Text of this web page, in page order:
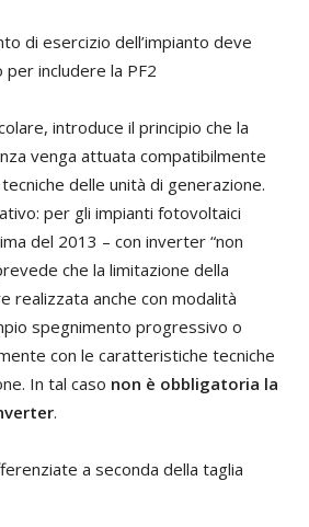
di esercizio dell’impianto deve
includere la PF2
introduce il principio che la
venga attuata compatibilmente
delle unità di generazione.
per gli impianti fotovoltaici
del 2013 – con inverter “non
che la limitazione della
realizzata anche con modalità
spegnimento progressivo o
con le caratteristiche tecniche
In tal caso non è obbligatoria la
.
a seconda della taglia